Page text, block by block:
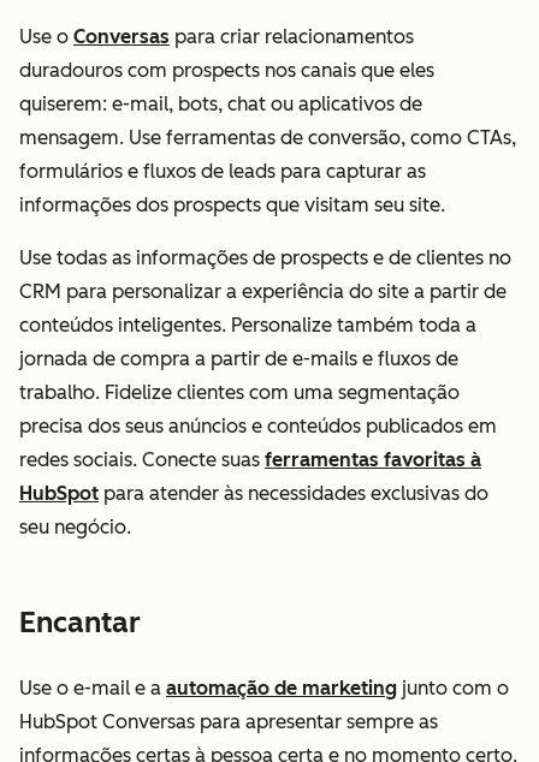
Use o Conversas para criar relacionamentos
duradouros com prospects nos canais que eles
quiserem: e-mail, bots, chat ou aplicativos de
mensagem. Use ferramentas de conversão, como CTAs,
formulários e fluxos de leads para capturar as
informações dos prospects que visitam seu site.
Use todas as informações de prospects e de clientes no
CRM para personalizar a experiência do site a partir de
conteúdos inteligentes. Personalize também toda a
jornada de compra a partir de e-mails e fluxos de
trabalho. Fidelize clientes com uma segmentação
precisa dos seus anúncios e conteúdos publicados em
redes sociais. Conecte suas ferramentas favoritas à
HubSpot para atender às necessidades exclusivas do
seu negócio.
Encantar
Use o e-mail e a automação de marketing junto com o
HubSpot Conversas para apresentar sempre as
informações certas à pessoa certa e no momento certo.